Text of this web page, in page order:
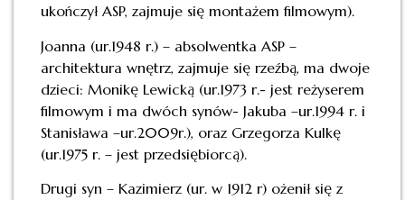
ukończył ASP, zajmuje się montażem filmowym).
Joanna (ur.1948 r.) – absolwentka ASP –
architektura wnętrz, zajmuje się rzeźbą, ma dwoje
dzieci: Monikę Lewicką (ur.1973 r.- jest reżyserem
filmowym i ma dwóch synów- Jakuba –ur.1994 r. i
Stanisława –ur.2009r.), oraz Grzegorza Kulkę
(ur.1975 r. – jest przedsiębiorcą).
Drugi syn – Kazimierz (ur. w 1912 r) ożenił się z